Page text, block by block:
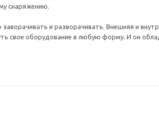
снаряжению.
и разворачивать. Внешняя и
свое оборудование в любую форму. И он